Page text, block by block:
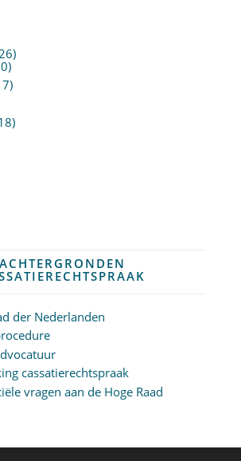
ACHTERGRONDEN
der Nederlanden
cassatierechtspraak
vragen aan de Hoge Raad